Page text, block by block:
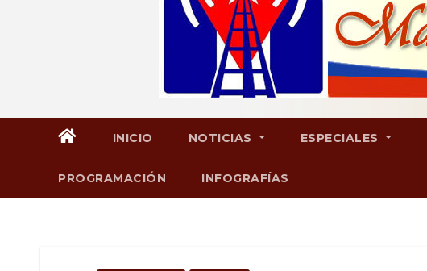
INICIO NOTICIAS ESPECIALES
PROGRAMACIÓN INFOGRAFÍAS